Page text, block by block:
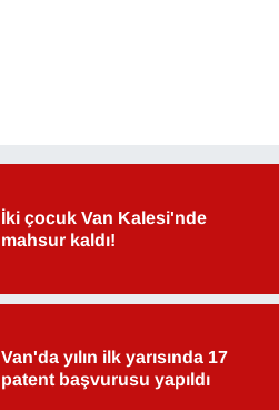
İki çocuk Van Kalesi'nde
mahsur kaldı!
Van'da yılın ilk yarısında 17
patent başvurusu yapıldı